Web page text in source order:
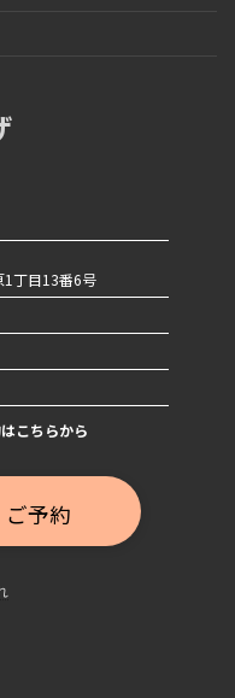
1丁目13番6号
こちらから
予約